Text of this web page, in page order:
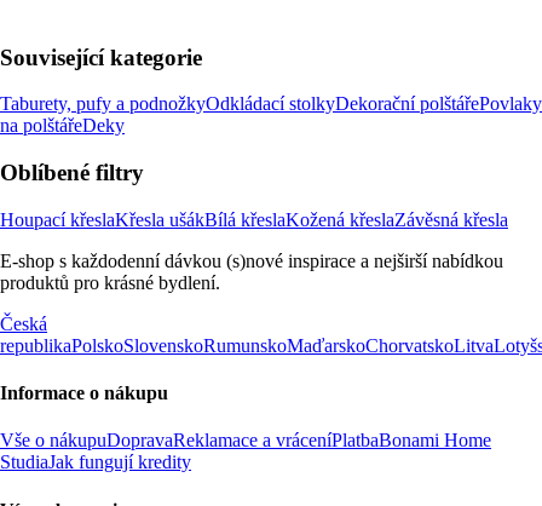
Související kategorie
Taburety, pufy a podnožkyOdkládací stolkyDekorační polštářePovlaky
na polštářeDeky
Oblíbené filtry
Houpací křeslaKřesla ušákBílá křeslaKožená křeslaZávěsná křesla
E-shop s každodenní dávkou (s)nové inspirace a nejširší nabídkou
produktů pro krásné bydlení.
Česká
republikaPolskoSlovenskoRumunskoMaďarskoChorvatskoLitva
Informace o nákupu
Vše o nákupuDopravaReklamace a vráceníPlatbaBonami Home
StudiaJak fungují kredity